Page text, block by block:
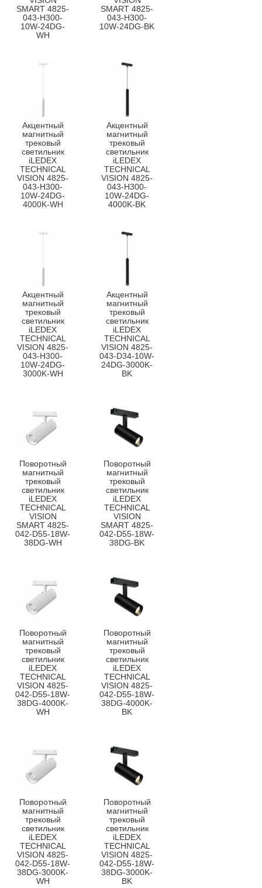
SMART 4825-
043-H300-
10W-24DG-
WH
SMART 4825-
043-H300-
10W-24DG-BK
Акцентный
магнитный
трековый
светильник
iLEDEX
TECHNICAL
VISION 4825-
043-H300-
10W-24DG-
4000K-WH
Акцентный
магнитный
трековый
светильник
iLEDEX
TECHNICAL
VISION 4825-
043-H300-
10W-24DG-
4000K-BK
Акцентный
магнитный
трековый
светильник
iLEDEX
TECHNICAL
VISION 4825-
043-H300-
10W-24DG-
3000K-WH
Акцентный
магнитный
трековый
светильник
iLEDEX
TECHNICAL
VISION 4825-
043-D34-10W-
24DG-3000K-
BK
Поворотный
магнитный
трековый
светильник
iLEDEX
TECHNICAL
VISION
SMART 4825-
042-D55-18W-
38DG-WH
Поворотный
магнитный
трековый
светильник
iLEDEX
TECHNICAL
VISION
SMART 4825-
042-D55-18W-
38DG-BK
Поворотный
магнитный
трековый
светильник
iLEDEX
TECHNICAL
VISION 4825-
042-D55-18W-
38DG-4000K-
WH
Поворотный
магнитный
трековый
светильник
iLEDEX
TECHNICAL
VISION 4825-
042-D55-18W-
38DG-4000K-
BK
Поворотный
магнитный
трековый
светильник
iLEDEX
TECHNICAL
VISION 4825-
042-D55-18W-
38DG-3000K-
WH
Поворотный
магнитный
трековый
светильник
iLEDEX
TECHNICAL
VISION 4825-
042-D55-18W-
38DG-3000K-
BK